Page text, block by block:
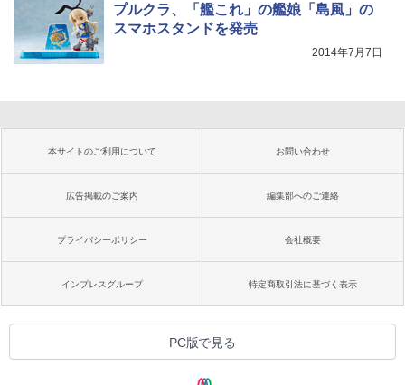
プルクラ、「艦これ」の艦娘「島風」の
スマホスタンドを発売
2014年7月7日
本サイトのご利用について お問い合わせ
広告掲載のご案内 編集部へのご連絡
プライバシーポリシー 会社概要
インプレスグループ 特定商取引法に基づく表示
PC版で見る